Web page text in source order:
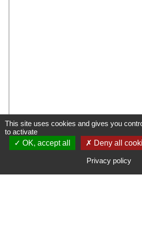
This site uses cookies and gives you
to activate
OK, accept all
Deny all
Privacy policy